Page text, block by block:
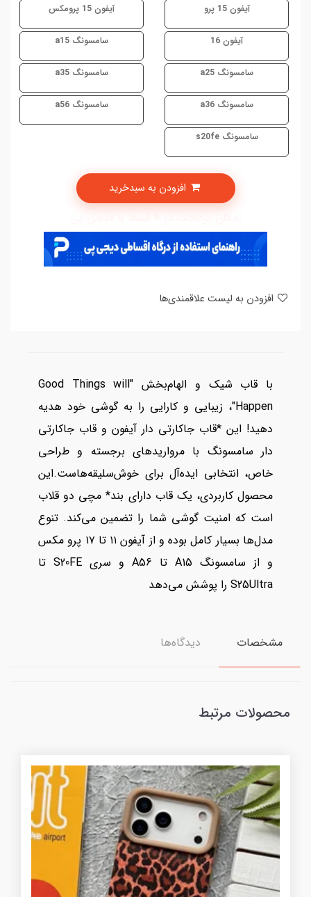
آیفون 15 پرو آیفون 15 پرومکس
آیفون 16 سامسونگ a15
سامسونگ a25 سامسونگ a35
سامسونگ a36 سامسونگ a56
سامسونگ s20fe
با قاب شیک و الهام‌بخش "Good Things will
Happen"، زیبایی و کارایی را به گوشی خود هدیه
دهید! این *قاب جاکارتی دار آیفون و قاب جاکارتی
دار سامسونگ با مرواریدهای برجسته و طراحی
خاص، انتخابی ایده‌آل برای خوش‌سلیقه‌هاست.این
محصول کاربردی، یک قاب دارای بند* مچی دو قلاب
است که امنیت گوشی شما را تضمین می‌کند. تنوع
مدل‌ها بسیار کامل بوده و از آیفون ۱۱ تا ۱۷ پرو مکس
و از سامسونگ A15 تا A56 و سری S20FE تا
S25Ultra را پوشش می‌دهد
مشخصات دیدگاه‌ها
محصولات مرتبط